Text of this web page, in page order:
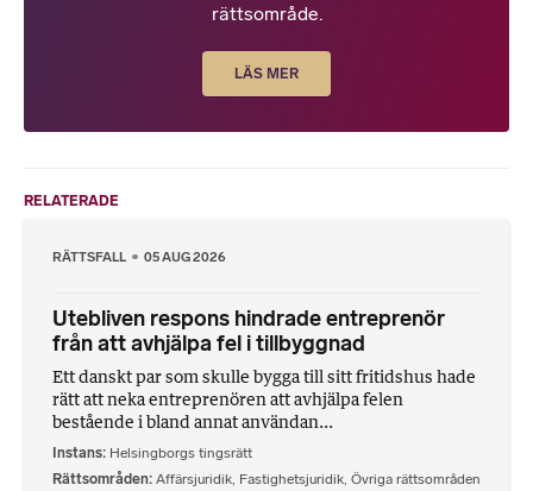
rättsområde.
LÄS MER
RELATERADE
RÄTTSFALL 05 AUG 2026
Utebliven respons hindrade entreprenör
från att avhjälpa fel i tillbyggnad
Ett danskt par som skulle bygga till sitt fritidshus hade
rätt att neka entreprenören att avhjälpa felen
bestående i bland annat användan...
Instans Helsingborgs tingsrätt
Rättsområden Affärsjuridik, Fastighetsjuridik, Övriga rättsområden